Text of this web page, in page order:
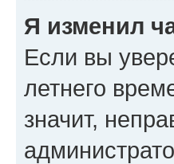
Я изменил
Если вы
летнего
значит,